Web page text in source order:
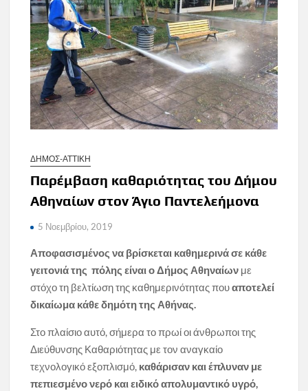
ΔΗΜΟΣ-ΑΤΤΙΚΗ
Παρέμβαση καθαριότητας του Δήμου
Αθηναίων στον Άγιο Παντελεήμονα
5 Νοεμβρίου, 2019
Αποφασισμένος να βρίσκεται καθημερινά σε κάθε
γειτονιά της πόλης είναι ο Δήμος Αθηναίων με
στόχο τη βελτίωση της καθημερινότητας πουαποτελεί
δικαίωμα κάθε δημότη της Αθήνας.
Στο πλαίσιο αυτό, σήμερα το πρωί οι άνθρωποι της
Διεύθυνσης Καθαριότητας με τον αναγκαίο
τεχνολογικό εξοπλισμό, καθάρισαν και έπλυναν με
πεπιεσμένο νερό και ειδικό απολυμαντικό υγρό,